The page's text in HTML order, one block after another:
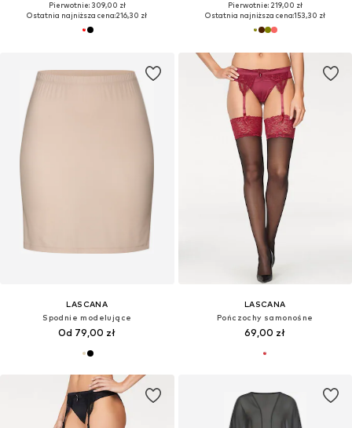
Pierwotnie: 309,00 zł
Ostatnia najniższa cena:216,30 zł
Pierwotnie: 219,00 zł
Ostatnia najniższa cena:153,30 zł
LASCANA
Spodnie modelujące
Od 79,00 zł
LASCANA
Pończochy samonośne
69,00 zł